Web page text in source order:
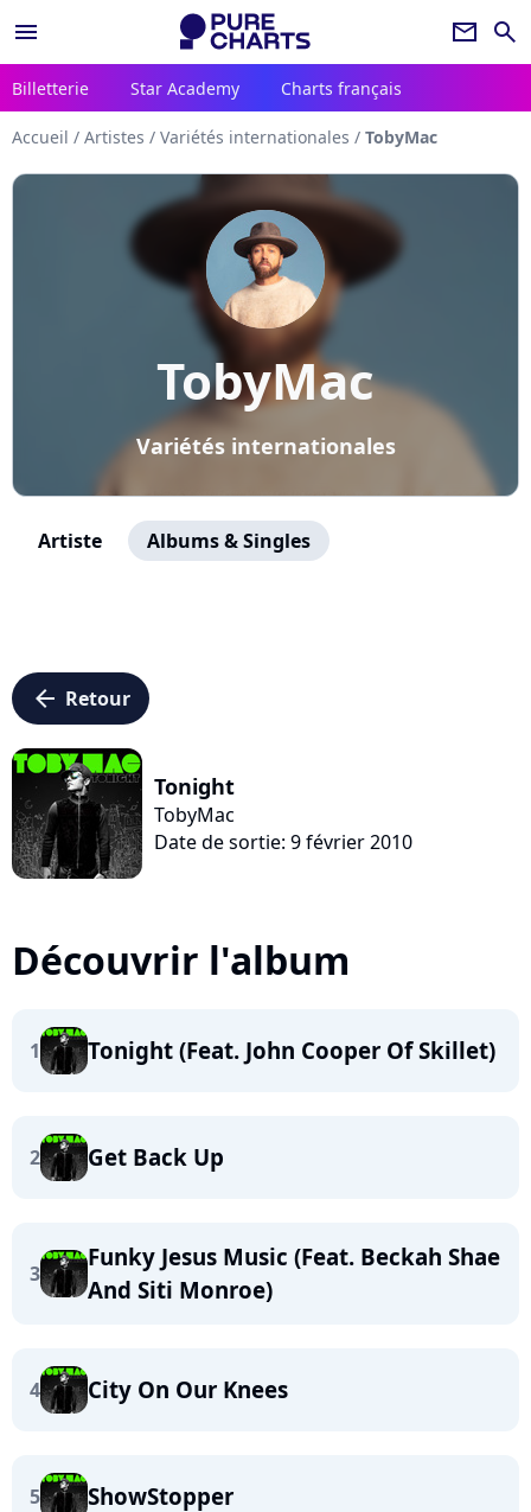
menu newsletter search
Billetterie Star Academy Charts français
Accueil / Artistes / Variétés internationales / TobyMac
TobyMac
Variétés internationales
Artiste Albums & Singles
arrow_left Retour
Tonight
TobyMac
Date de sortie: 9 février 2010
Découvrir l'album
1 Tonight (Feat. John Cooper Of Skillet)
2 Get Back Up
3
Funky Jesus Music (Feat. Beckah Shae
And Siti Monroe)
4 City On Our Knees
5 ShowStopper